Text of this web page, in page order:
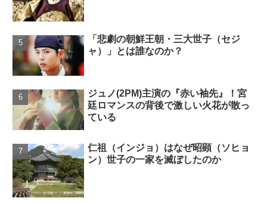
「悲劇の朝鮮王朝・三大世子（セジ
ャ）」とは誰なのか？
ジュノ(2PM)主演の『赤い袖先』！宮
廷ロマンスの背後で激しい火花が散っ
ている
仁祖（インジョ）はなぜ昭顕（ソヒョ
ン）世子の一家を滅ぼしたのか